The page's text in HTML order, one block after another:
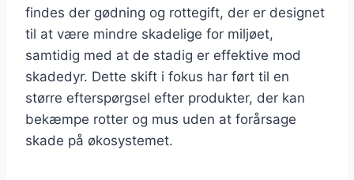
findes der gødning og rottegift, der er designet
til at være mindre skadelige for miljøet,
samtidig med at de stadig er effektive mod
skadedyr. Dette skift i fokus har ført til en
større efterspørgsel efter produkter, der kan
bekæmpe rotter og mus uden at forårsage
skade på økosystemet.